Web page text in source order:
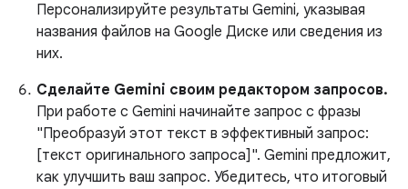
Персонализируйте результаты Gemini, указывая
названия файлов на Google Диске или сведения из
них.
Сделайте Gemini своим редактором запросов.
При работе с Gemini начинайте запрос с фразы
"Преобразуй этот текст в эффективный запрос:
[текст оригинального запроса]". Gemini предложит,
как улучшить ваш запрос. Убедитесь, что итоговый